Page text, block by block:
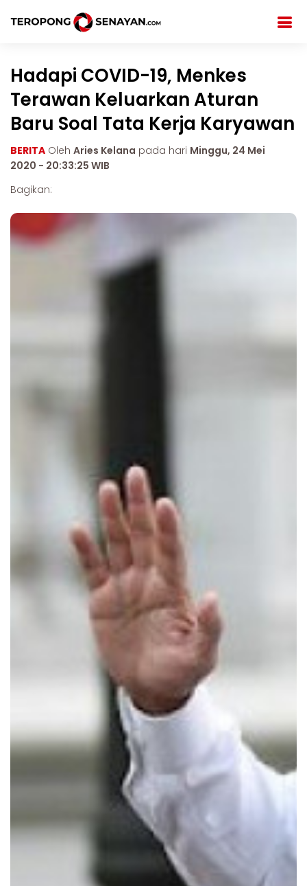
Hadapi COVID-19, Menkes
Terawan Keluarkan Aturan
Baru Soal Tata Kerja Karyawan
BERITA Oleh Aries Kelana pada hari Minggu, 24 Mei
2020 - 20:33:25 WIB
Bagikan: